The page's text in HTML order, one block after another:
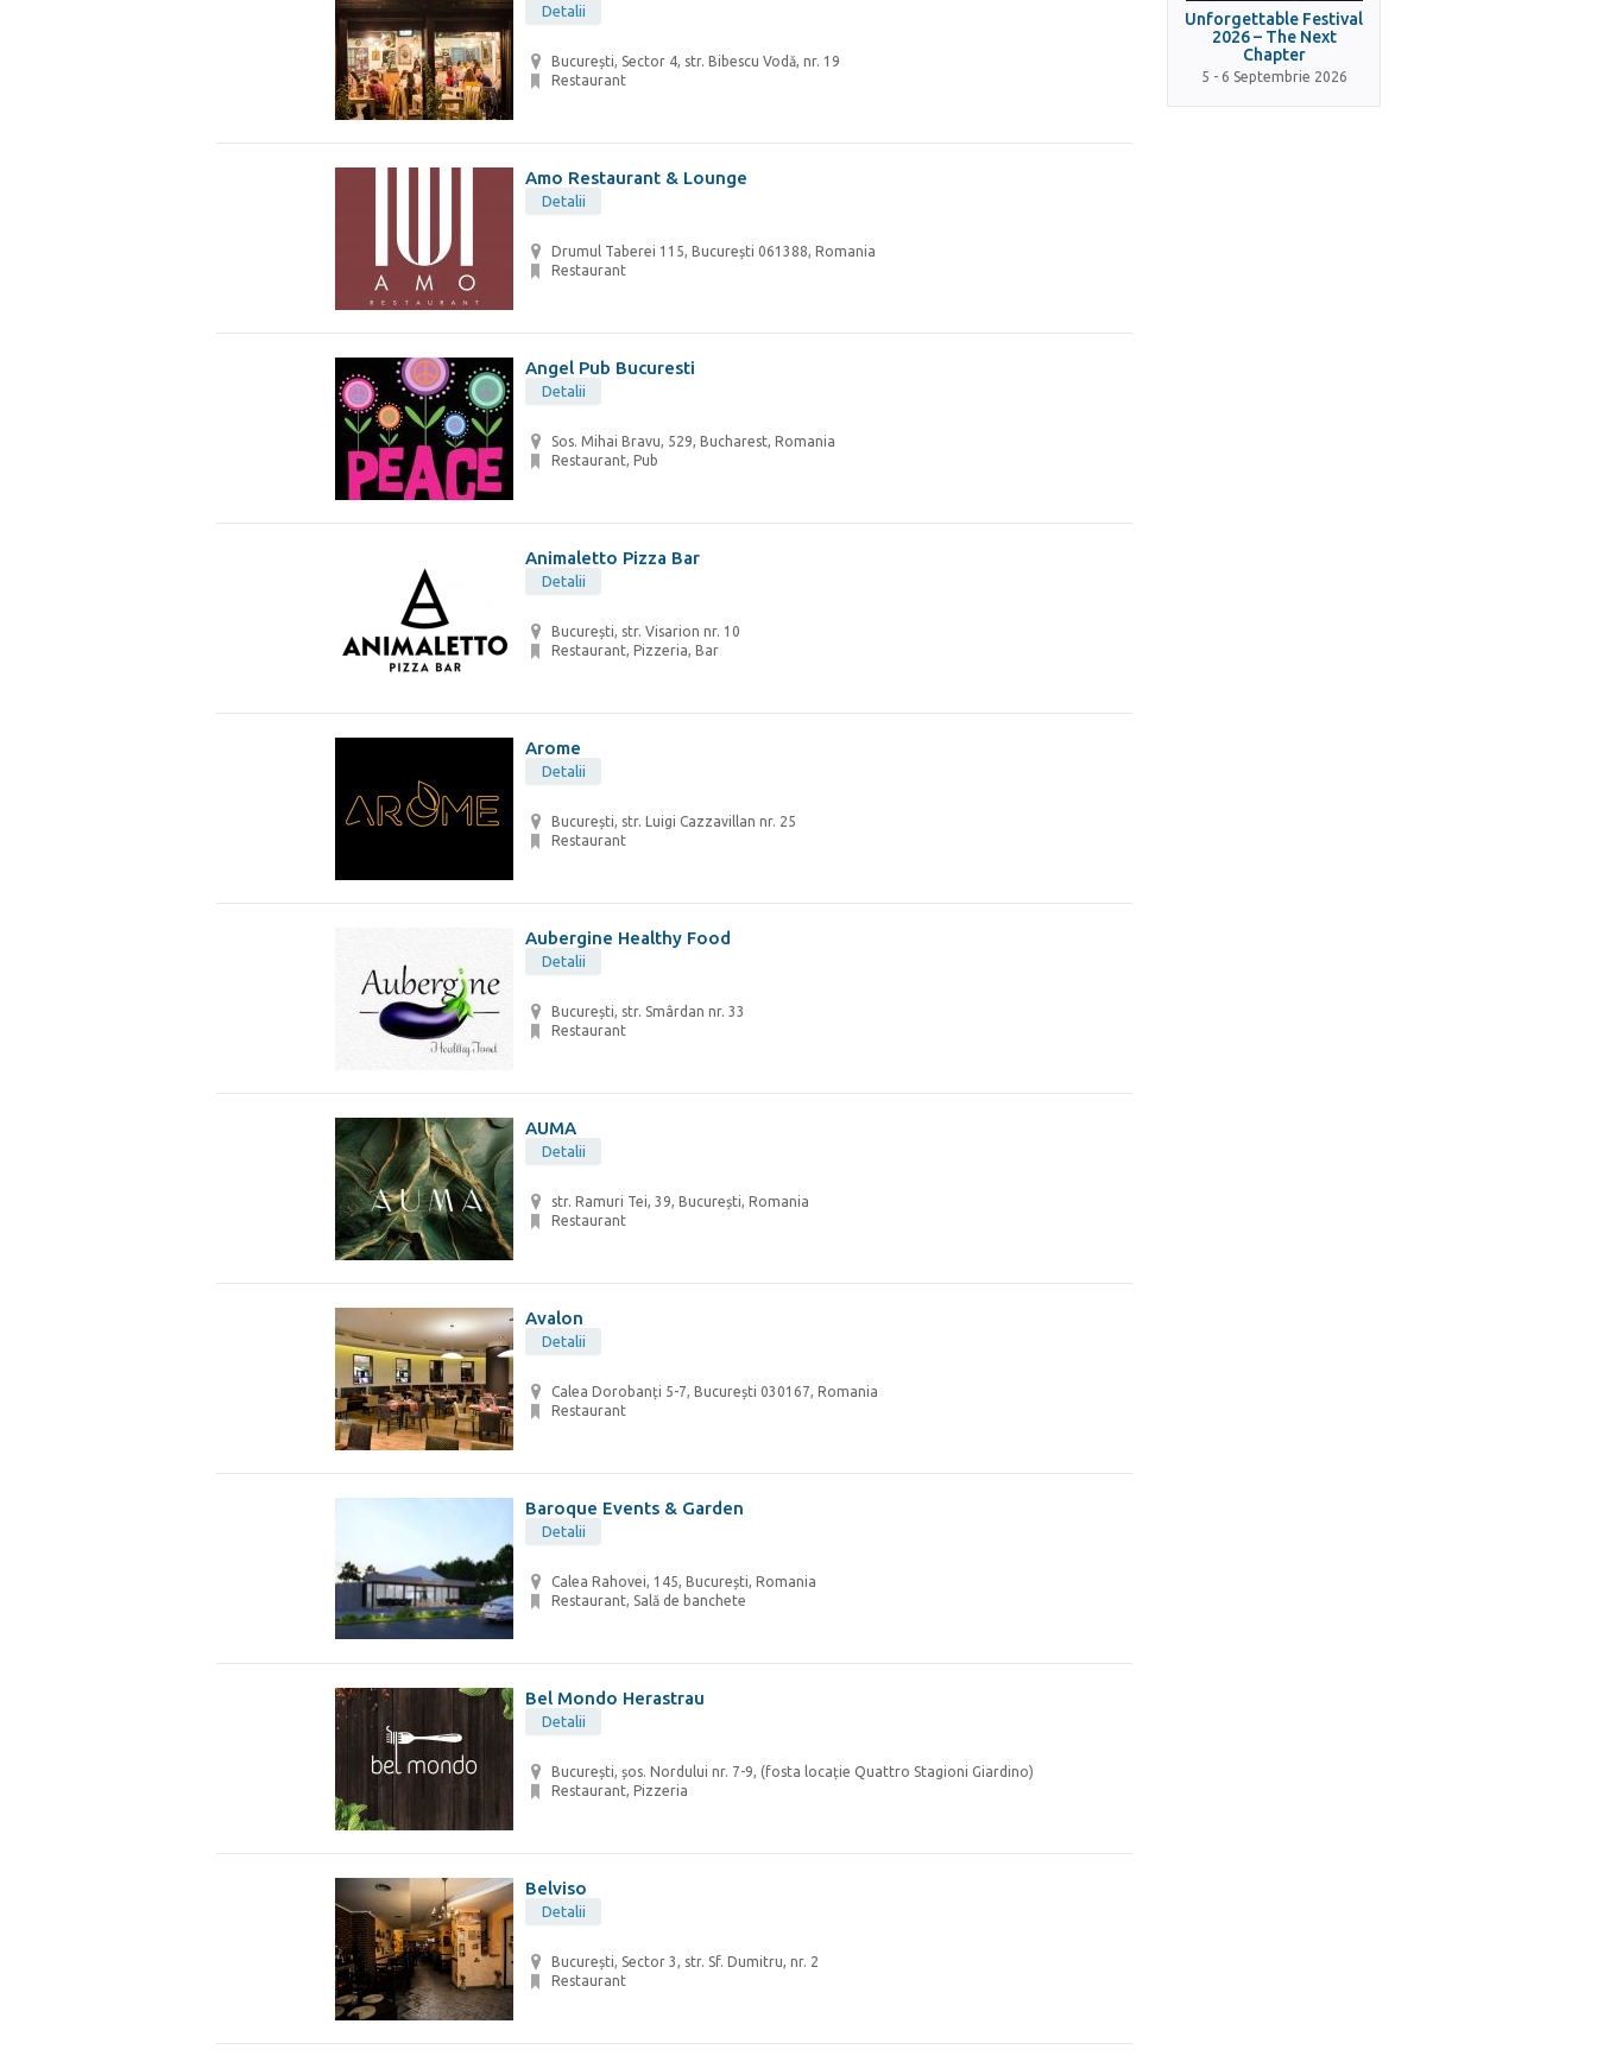
Detalii
București, Sector 4, str. Bibescu Vodă, nr. 19
Restaurant
Amo Restaurant & Lounge
Detalii
Drumul Taberei 115, București 061388, Romania
Restaurant
Angel Pub Bucuresti
Detalii
Sos. Mihai Bravu, 529, Bucharest, Romania
Restaurant, Pub
Animaletto Pizza Bar
Detalii
București, str. Visarion nr. 10
Restaurant, Pizzeria, Bar
Arome
Detalii
București, str. Luigi Cazzavillan nr. 25
Restaurant
Aubergine Healthy Food
Detalii
București, str. Smârdan nr. 33
Restaurant
AUMA
Detalii
str. Ramuri Tei, 39, București, Romania
Restaurant
Avalon
Detalii
Calea Dorobanți 5-7, București 030167, Romania
Restaurant
Baroque Events & Garden
Detalii
Calea Rahovei, 145, București, Romania
Restaurant, Sală de banchete
Bel Mondo Herastrau
Detalii
București, șos. Nordului nr. 7-9, (fosta locație Quattro Stagioni Giardino)
Restaurant, Pizzeria
Belviso
Detalii
București, Sector 3, str. Sf. Dumitru, nr. 2
Restaurant
Unforgettable Festival
2026 – The Next
Chapter
5 - 6 Septembrie 2026